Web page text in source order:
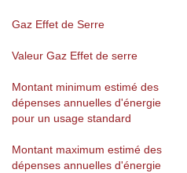
Gaz Effet de Serre
Valeur Gaz Effet de serre
Montant minimum estimé des
dépenses annuelles d'énergie
pour un usage standard
Montant maximum estimé des
dépenses annuelles d'énergie